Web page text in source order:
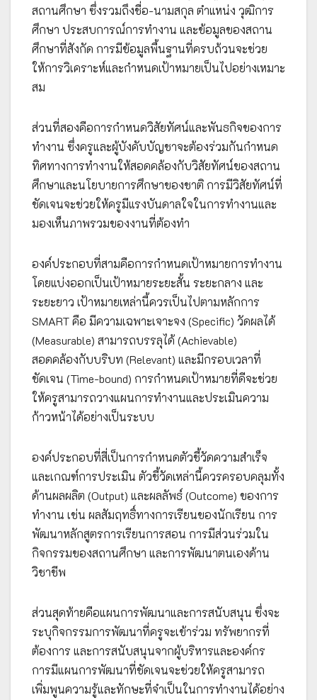
สถานศึกษา ซึ่งรวมถึงชื่อ-นามสกุล ตำแหน่ง วุฒิการ
ศึกษา ประสบการณ์การทำงาน และข้อมูลของสถาน
ศึกษาที่สังกัด การมีข้อมูลพื้นฐานที่ครบถ้วนจะช่วย
ให้การวิเคราะห์และกำหนดเป้าหมายเป็นไปอย่างเหมาะ
สม
ส่วนที่สองคือการกำหนดวิสัยทัศน์และพันธกิจของการ
ทำงาน ซึ่งครูและผู้บังคับบัญชาจะต้องร่วมกันกำหนด
ทิศทางการทำงานให้สอดคล้องกับวิสัยทัศน์ของสถาน
ศึกษาและนโยบายการศึกษาของชาติ การมีวิสัยทัศน์ที่
ชัดเจนจะช่วยให้ครูมีแรงบันดาลใจในการทำงานและ
มองเห็นภาพรวมของงานที่ต้องทำ
องค์ประกอบที่สามคือการกำหนดเป้าหมายการทำงาน
โดยแบ่งออกเป็นเป้าหมายระยะสั้น ระยะกลาง และ
ระยะยาว เป้าหมายเหล่านี้ควรเป็นไปตามหลักการ
SMART คือ มีความเฉพาะเจาะจง (Specific) วัดผลได้
(Measurable) สามารถบรรลุได้ (Achievable)
สอดคล้องกับบริบท (Relevant) และมีกรอบเวลาที่
ชัดเจน (Time-bound) การกำหนดเป้าหมายที่ดีจะช่วย
ให้ครูสามารถวางแผนการทำงานและประเมินความ
ก้าวหน้าได้อย่างเป็นระบบ
องค์ประกอบที่สี่เป็นการกำหนดตัวชี้วัดความสำเร็จ
และเกณฑ์การประเมิน ตัวชี้วัดเหล่านี้ควรครอบคลุมทั้ง
ด้านผลผลิต (Output) และผลลัพธ์ (Outcome) ของการ
ทำงาน เช่น ผลสัมฤทธิ์ทางการเรียนของนักเรียน การ
พัฒนาหลักสูตรการเรียนการสอน การมีส่วนร่วมใน
กิจกรรมของสถานศึกษา และการพัฒนาตนเองด้าน
วิชาชีพ
ส่วนสุดท้ายคือแผนการพัฒนาและการสนับสนุน ซึ่งจะ
ระบุกิจกรรมการพัฒนาที่ครูจะเข้าร่วม ทรัพยากรที่
ต้องการ และการสนับสนุนจากผู้บริหารและองค์กร
การมีแผนการพัฒนาที่ชัดเจนจะช่วยให้ครูสามารถ
เพิ่มพูนความรู้และทักษะที่จำเป็นในการทำงานได้อย่าง